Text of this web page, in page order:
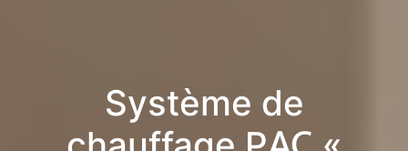
Système de